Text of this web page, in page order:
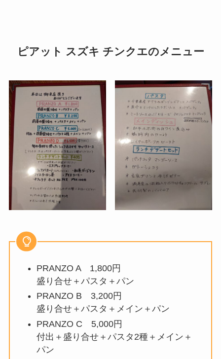
ピアット スズキ チンクエのメニュー
PRANZO A 1,800円
盛り合せ＋パスタ＋パン
PRANZO B 3,200円
盛り合せ＋パスタ＋メイン＋パン
PRANZO C 5,000円
付出＋盛り合せ＋パスタ2種＋メイン＋
パン